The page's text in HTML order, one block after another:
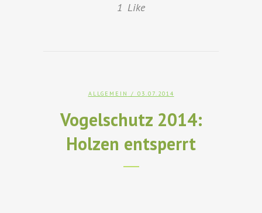
1 Like
ALLGEMEIN / 03.07.2014
Vogelschutz 2014:
Holzen entsperrt